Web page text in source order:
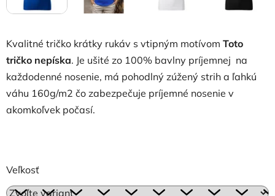
Kvalitné tričko krátky rukáv s vtipným motívom Toto
tričko nepíska. Je ušité zo 100% bavlny príjemnej na
každodenné nosenie, má pohodlný zúžený strih a ľahkú
váhu 160g/m2 čo zabezpečuje príjemné nosenie v
akomkoľvek počasí.
Veľkosť